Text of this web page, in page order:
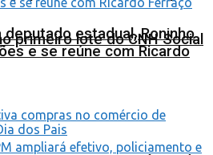
primeiro lote do CNH Social
estadual, Roninho
e se reúne com Ricardo